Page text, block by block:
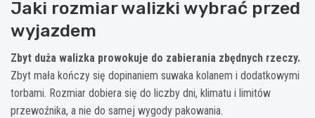
Jaki rozmiar walizki wybrać przed
wyjazdem
Zbyt duża walizka prowokuje do zabierania zbędnych rzeczy.
Zbyt mała kończy się dopinaniem suwaka kolanem i dodatkowymi
torbami. Rozmiar dobiera się do liczby dni, klimatu i limitów
przewoźnika, a nie do samej wygody pakowania.